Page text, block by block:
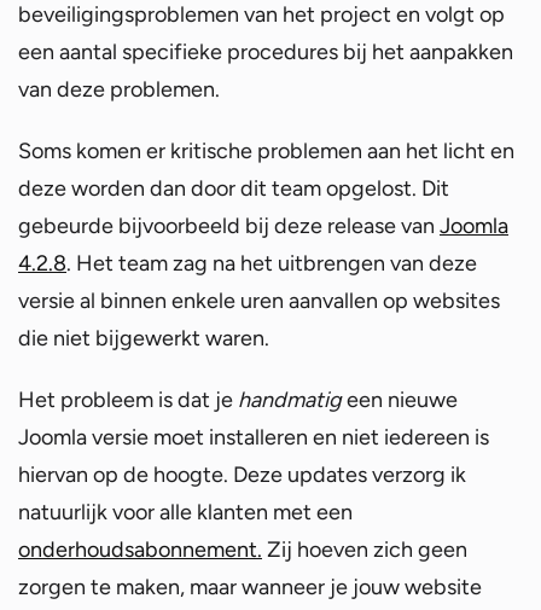
beveiligingsproblemen van het project en volgt op
een aantal specifieke procedures bij het aanpakken
van deze problemen.
Soms komen er kritische problemen aan het licht en
deze worden dan door dit team opgelost. Dit
gebeurde bijvoorbeeld bij deze release van Joomla
4.2.8. Het team zag na het uitbrengen van deze
versie al binnen enkele uren aanvallen op websites
die niet bijgewerkt waren.
Het probleem is dat je handmatigeen nieuwe
Joomla versie moet installeren en niet iedereen is
hiervan op de hoogte. Deze updates verzorg ik
natuurlijk voor alle klanten met een
onderhoudsabonnement. Zij hoeven zich geen
zorgen te maken, maar wanneer je jouw website